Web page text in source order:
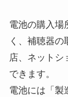
電池の購入場
く、補聴器
店、ネットシ
できます。
電池には「製